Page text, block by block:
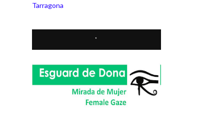
Tarragona
*